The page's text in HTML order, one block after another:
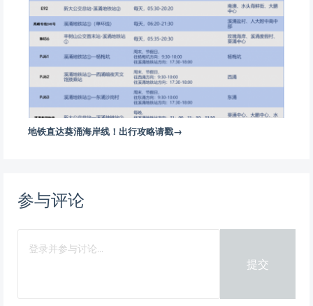
地铁直达葵涌海岸线！出行攻略请戳→
参与评论
提交